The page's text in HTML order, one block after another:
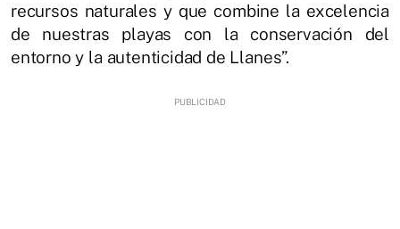
recursos naturales y que combine la excelencia
de nuestras playas con la conservación del
entorno y la autenticidad de Llanes”.